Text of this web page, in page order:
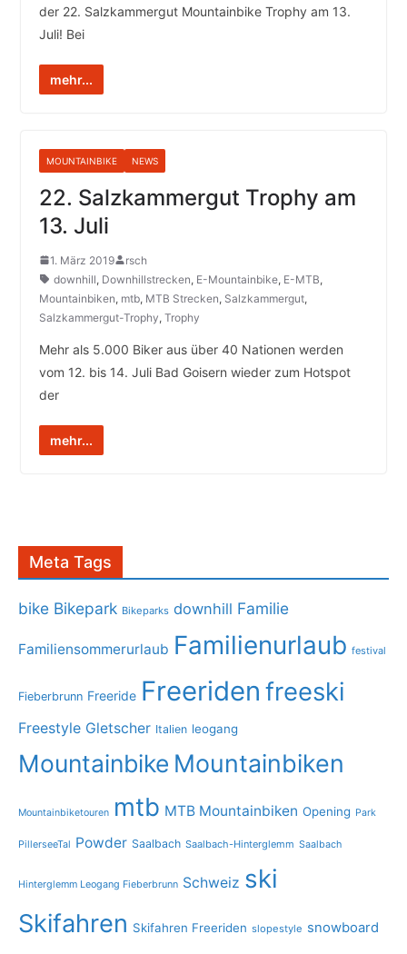
der 22. Salzkammergut Mountainbike Trophy am 13.
Juli! Bei
mehr...
MOUNTAINBIKE NEWS
22. Salzkammergut Trophy am
13. Juli
1. März 2019
rsch
downhill, Downhillstrecken, E-Mountainbike, E-MTB,
Mountainbiken, mtb, MTB Strecken, Salzkammergut,
Salzkammergut-Trophy, Trophy
Mehr als 5.000 Biker aus über 40 Nationen werden
vom 12. bis 14. Juli Bad Goisern wieder zum Hotspot
der
mehr...
Meta Tags
bike Bikepark Bikeparks downhill Familie
Familiensommerurlaub Familienurlaub festival
Fieberbrunn Freeride Freeriden freeski
Freestyle Gletscher Italien leogang
Mountainbike Mountainbiken
Mountainbiketouren mtb MTB Mountainbiken Opening Park
PillerseeTal Powder Saalbach Saalbach-Hinterglemm Saalbach
Hinterglemm Leogang Fieberbrunn Schweiz ski
Skifahren Skifahren Freeriden slopestyle snowboard